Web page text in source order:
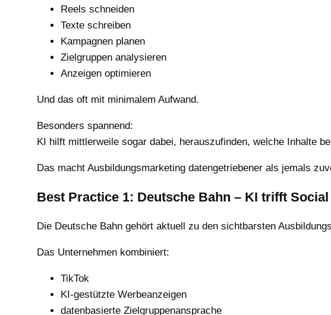
Reels schneiden
Texte schreiben
Kampagnen planen
Zielgruppen analysieren
Anzeigen optimieren
Und das oft mit minimalem Aufwand.
Besonders spannend:
KI hilft mittlerweile sogar dabei, herauszufinden, welche Inhalte
Das macht Ausbildungsmarketing datengetriebener als jemals
Best Practice 1: Deutsche Bahn – KI trifft Social
Die Deutsche Bahn gehört aktuell zu den sichtbarsten
Das Unternehmen kombiniert:
TikTok
KI-gestützte Werbeanzeigen
datenbasierte Zielgruppenansprache